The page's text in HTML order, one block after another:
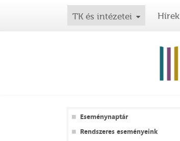
TK és intézetei Hírek
Eseménynaptár
Rendszeres eseményeink